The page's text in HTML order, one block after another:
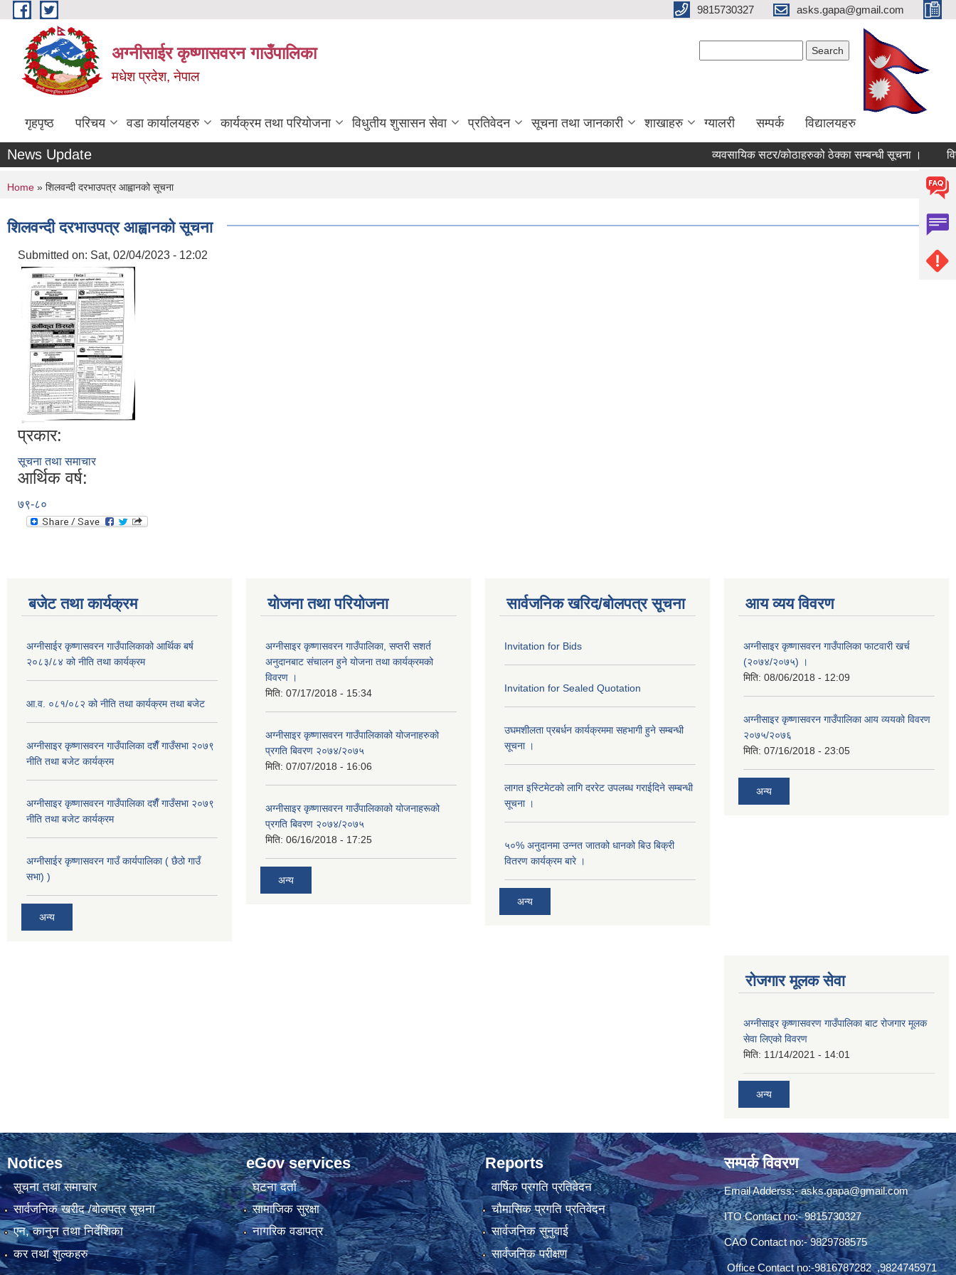
Skip to main content 9815730327 asks.gapa@gmail.com
अग्नीसाईर कृष्णासवरन गाउँपालिका
मधेश प्रदेश, नेपाल
गृहपृष्ठ परिचय वडा कार्यालयहरु कार्यक्रम तथा परियोजना विधुतीय शुसासन सेवा प्रतिवेदन सूचना तथा जानकारी शाखाहरु ग्यालरी सम्पर्क विद्यालयहरु
News Update व्यवसायिक सटर/कोठाहरुको ठेक्का सम्बन्धी सूचना ।
You are here
Home » शिलवन्दी दरभाउपत्र आह्वानको सूचना
शिलवन्दी दरभाउपत्र आह्वानको सूचना
Submitted on: Sat, 02/04/2023 - 12:02
प्रकार:
सूचना तथा समाचार
आर्थिक वर्ष:
७९-८०
बजेट तथा कार्यक्रम
अग्नीसाईर कृष्णासवरन गाउँपालिकाको आर्थिक बर्ष
२०८३/८४ को नीति तथा कार्यक्रम
आ.व. ०८१/०८२ को नीति तथा कार्यक्रम तथा बजेट
अग्नीसाइर कृष्णासवरन गाउँपालिका दशैँ गाउँसभा २०७९
नीति तथा बजेट कार्यक्रम
अग्नीसाइर कृष्णासवरन गाउँपालिका दशैँ गाउँसभा २०७९
नीति तथा बजेट कार्यक्रम
अग्नीसाईर कृष्णासवरन गाउँ कार्यपालिका ( छैठो गाउँ
सभा) )
अन्य
योजना तथा परियोजना
अग्नीसाइर कृष्णासवरन गाउँपालिका, सप्तरी सशर्त
अनुदानबाट संचालन हुने योजना तथा कार्यक्रमको
विवरण ।
मिति: 07/17/2018 - 15:34
अग्नीसाइर कृष्णासवरन गाउँपालिकाको योजनाहरुको
प्रगति बिवरण २०७४/२०७५
मिति: 07/07/2018 - 16:06
अग्नीसाइर कृष्णासवरन गाउँपालिकाको योजनाहरूको
प्रगति बिवरण २०७४/२०७५
मिति: 06/16/2018 - 17:25
अन्य
सार्वजनिक खरिद/बोलपत्र सूचना
Invitation for Bids
Invitation for Sealed Quotation
उघमशीलता प्रबर्धन कार्यक्रममा सहभागी हुने सम्बन्धी
सूचना ।
लागत इस्टिमेटको लागि दररेट उपलब्ध गराईदिने सम्बन्धी
सूचना ।
५०% अनुदानमा उन्नत जातको धानको बिउ बिक्री
वितरण कार्यक्रम बारे ।
अन्य
आय व्यय विवरण
अग्नीसाइर कृष्णासवरन गाउँपालिका फाटवारी खर्च
(२०७४/२०७५) ।
मिति: 08/06/2018 - 12:09
अग्नीसाइर कृष्णासवरन गाउँपालिका आय व्ययको विवरण
२०७५/२०७६
मिति: 07/16/2018 - 23:05
अन्य
रोजगार मूलक सेवा
अग्नीसाइर कृष्णासवरण गाउँपालिका बाट रोजगार मूलक
सेवा लिएको विवरण
मिति: 11/14/2021 - 14:01
अन्य
Notices
सूचना तथा समाचार
सार्वजनिक खरीद /बोलपत्र सूचना
एन, कानुन तथा निर्देशिका
कर तथा शुल्कहरु
eGov services
घटना दर्ता
सामाजिक सुरक्षा
नागरिक वडापत्र
Reports
वार्षिक प्रगति प्रतिवेदन
चौमासिक प्रगति प्रतिवेदन
सार्वजनिक सुनुवाई
सार्वजनिक परीक्षण
सम्पर्क विवरण
Email Adderss:-asks.gapa@gmail.com
ITO Contact no:- 9815730327
CAO Contact no:- 9829788575
Office Contact no:-9816787282 ,9824745971